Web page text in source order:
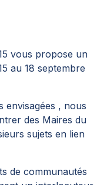
vous propose un
au 18 septembre
envisagées , nous
des Maires du
sujets en lien
de communautés